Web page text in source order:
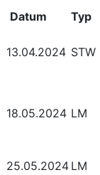
Datum Typ
13.04.2024 STW
18.05.2024 LM
25.05.2024 LM